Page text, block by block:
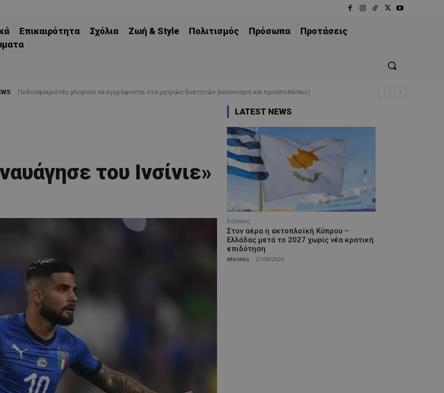
Επικαιρότητα Σχόλια Ζωή & Style Πολιτισμός Πρόσωπα
Προτάσεις
Ποδοσφαιριστές μπορούν να εγγράφονται στα μητρώα διαιτητών (κανονισμοί και προϋποθέσεις)
του Ινσίνιε»
LATEST NEWS
Ειδήσεις
Στον αέρα η ακτοπλοϊκή Κύπρου –
Ελλάδας μετά το 2027 χωρίς νέα κρατική
επιδότηση
Afentiko 07/08/2026